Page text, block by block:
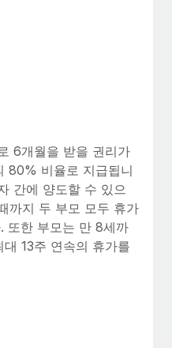
6개월을 받을 권리가
80% 비율로 지급됩니
간에 양도할 수 있으
까지 두 부모 모두 휴가
또한 부모는 만 8세까
13주 연속의 휴가를